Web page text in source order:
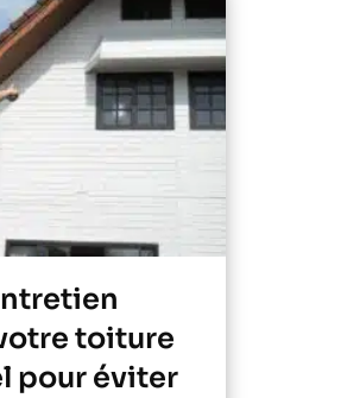
toiture
pour éviter